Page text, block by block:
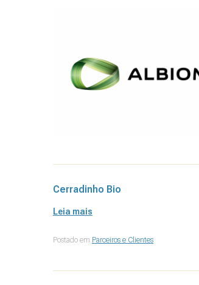
Cerradinho Bio
Leia mais
Postado em Parceiros e Clientes